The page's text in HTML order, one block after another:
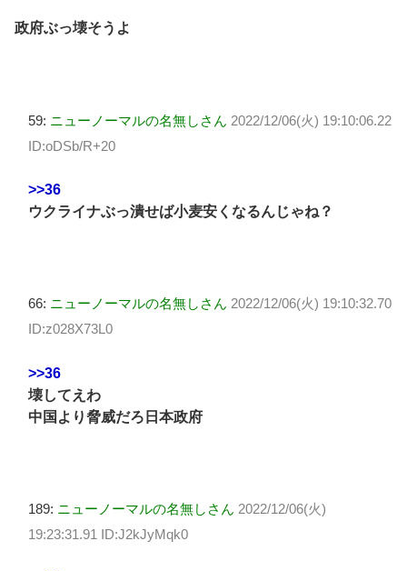
政府ぶっ壊そうよ
59: ニューノーマルの名無しさん 2022/12/06(火) 19:10:06.22
ID:oDSb/R+20
>>36
ウクライナぶっ潰せば小麦安くなるんじゃね？
66: ニューノーマルの名無しさん 2022/12/06(火) 19:10:32.70
ID:z028X73L0
>>36
壊してえわ
中国より脅威だろ日本政府
189: ニューノーマルの名無しさん 2022/12/06(火)
19:23:31.91 ID:J2kJyMqk0